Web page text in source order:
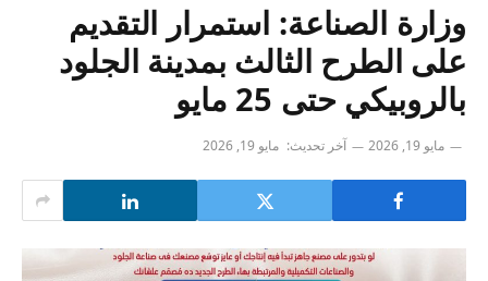
وزارة الصناعة: استمرار التقديم
على الطرح الثالث بمدينة الجلود
بالروبيكي حتى 25 مايو
مايو 19, 2026 آخر تحديث: مايو 19, 2026